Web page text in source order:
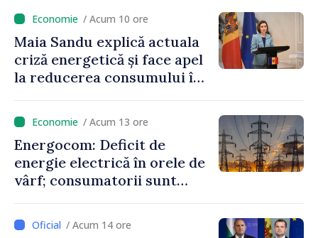
niciun stat”
/ Acum 10 ore
Maia Sandu explică actuala
criză energetică și face apel
la reducerea consumului în
putem menține prețurile la
un nivel mai mic”
/ Acum 13 ore
Energocom: Deficit de
energie electrică în orele de
vârf; consumatorii sunt
/ Acum 14 ore